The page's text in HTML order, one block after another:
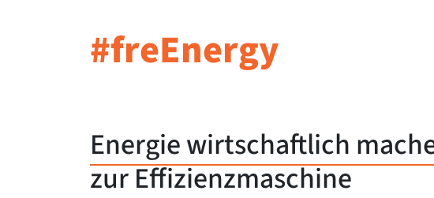
#freEnergy
Energie wirtschaftlich
zur Effizienzmaschine